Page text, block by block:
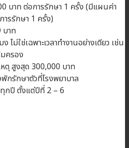
บาท ต่อการรักษา 1 ครั้ง (มีแผนค่า
รรักษา 1 ครั้ง)
บาท
ไม่ใช่เฉพาะเวลาทำงานอย่างเดียว เช่น
ครอง
ตุ สูงสุด 300,000 บาท
กรักษาตัวที่โรงพยาบาล
กปี ตั้งแต่ปีที่ 2 – 6